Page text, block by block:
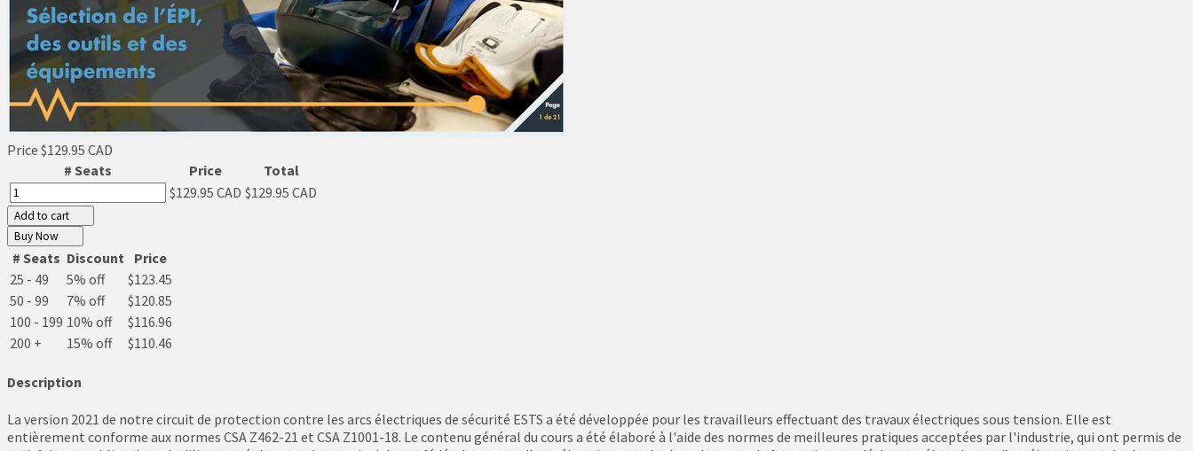
Price $129.95 CAD
# Seats
Price
Total
$129.95 CAD $129.95 CAD
Add to cart
Buy Now
# Seats Discount
Price
25 - 49
5% off
$123.45
50 - 99
7% off
$120.85
100 - 199 10% off
$116.96
200 +
15% off $110.46
Description
La version 2021 de notre circuit de protection contre les arcs électriques de sécurité ESTS a été développée pour les travailleurs effectuant des travaux électriques sous tension. Elle est
entièrement conforme aux normes CSA Z462-21 et CSA Z1001-18. Le contenu général du cours a été élaboré à l'aide des normes de meilleures pratiques acceptées par l'industrie, qui ont permis de